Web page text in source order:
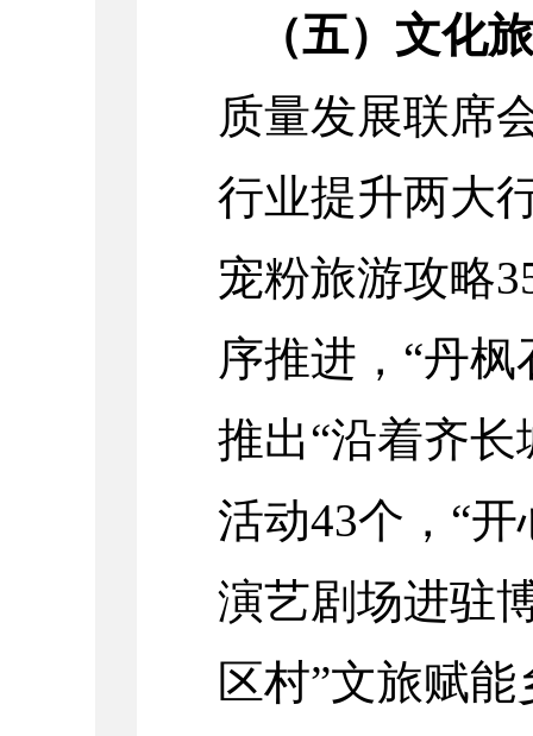
（五）文化
质量发展联席
行业提升两大
宠粉旅游攻略
序推进，“丹
推出“沿着齐
活动43个，“
演艺剧场进驻
区村”文旅赋